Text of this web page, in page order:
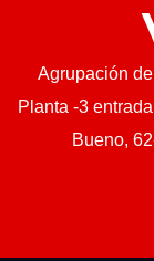
Agrupación
Planta -3
Bueno,